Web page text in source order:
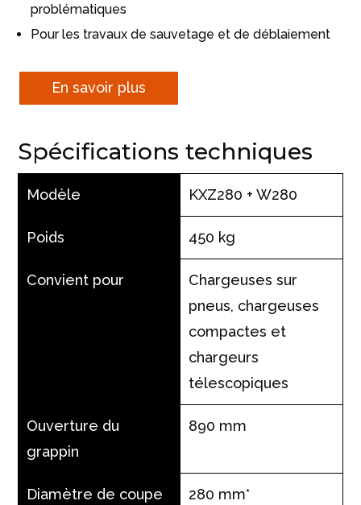
problématiques
Pour les travaux de sauvetage et de déblaiement
En savoir plus
Spécifications techniques
Modèle KXZ280 + W280
Poids 450 kg
Convient pour
Chargeuses sur
pneus, chargeuses
compactes et
chargeurs
télescopiques
Ouverture du
grappin
890 mm
Diamètre de coupe
280 mm*